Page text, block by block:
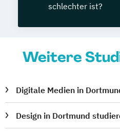
schlechter ist?
Weitere
Digitale Medien in
Design in Dortmund